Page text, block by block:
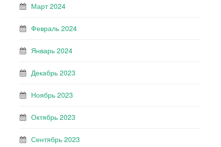
Март 2024
Февраль 2024
Январь 2024
Декабрь 2023
Ноябрь 2023
Октябрь 2023
Сентябрь 2023